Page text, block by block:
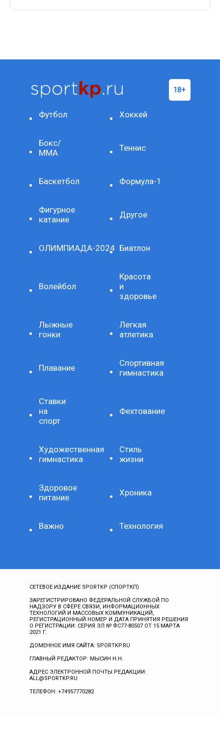
Футбол Хоккей
Бокс/
ММА
Теннис
Баскетбол Формула-1
Фигурное
катание
Другое
ОЛИМПИАДА-2024 Биатлон
Волейбол
Красота
и
здоровье
Лыжные
гонки
Легкая
атлетика
Плавание
Спортивная
гимнастика
Ставки
на
спорт
Фехтование
Художественная
гимнастика
Стиль
жизни
Здоровое
питание
Хроника
Важно Технология
СЕТЕВОЕ ИЗДАНИЕ SPORTKP (СПОРТКП)
ЗАРЕГИСТРИРОВАНО ФЕДЕРАЛЬНОЙ СЛУЖБОЙ ПО
НАДЗОРУ В СФЕРЕ СВЯЗИ, ИНФОРМАЦИОННЫХ
ТЕХНОЛОГИЙ И МАССОВЫХ КОММУНИКАЦИЙ,
РЕГИСТРАЦИОННЫЙ НОМЕР И ДАТА ПРИНЯТИЯ РЕШЕНИЯ
О РЕГИСТРАЦИИ: СЕРИЯ ЭЛ № ФС77-80507 ОТ 15 МАРТА
2021 Г.
ДОМЕННОЕ ИМЯ САЙТА: SPORTKP.RU
ГЛАВНЫЙ РЕДАКТОР: МЫСИН Н.Н.
АДРЕС ЭЛЕКТРОННОЙ ПОЧТЫ РЕДАКЦИИ:
ALL@SPORTKP.RU
ТЕЛЕФОН: +74957770282